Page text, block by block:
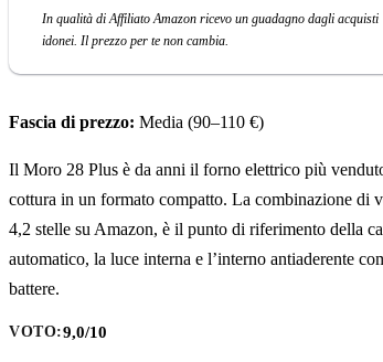
In qualità di Affiliato Amazon ricevo un guadagno dagli acquisti
idonei. Il prezzo per te non cambia.
Fascia di prezzo: Media (90–110 €)
Il Moro 28 Plus è da anni il forno elettrico più
cottura in un formato compatto. La combinazione di
4,2 stelle su Amazon, è il punto di riferimento della
automatico, la luce interna e l’interno antiaderente
battere.
VOTO:9,0/10